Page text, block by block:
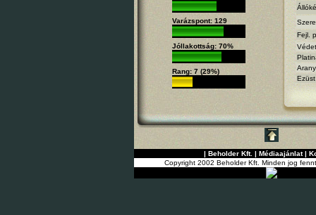
Varázspont: 129
Jóllakottság: 70%
Rang: 7 (29%)
Fejl.
Arany
Ezüst
| Beholder Kft. | Médiaajánlat|
Copyright 2002 Beholder Kft. Minden jog